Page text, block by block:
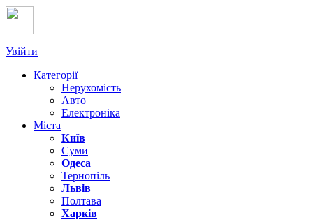
Увійти
Категорії
Нерухомість
Авто
Електроніка
Міста
Київ
Суми
Одеса
Тернопіль
Львів
Полтава
Харків